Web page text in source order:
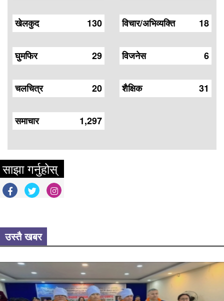
130
खेलकुद
29
घुमफिर
20
चलचित्र
18
विचार/अभिव्यक्ति
6
विजनेस
31
शैक्षिक
1,297
समाचार
साझा गर्नुहोस्
उस्तै खबर